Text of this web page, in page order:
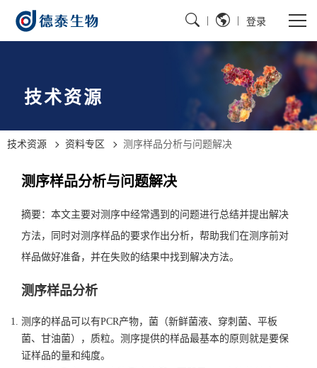
登录
技术资源
技术资源 资料专区 测序样品分析与问题解决
测序样品分析与问题解决
摘要：本文主要对测序中经常遇到的问题进行总结并提出解决
方法，同时对测序样品的要求作出分析，帮助我们在测序前对
样品做好准备，并在失败的结果中找到解决方法。
测序样品分析
测序的样品可以有PCR产物，菌（新鲜菌液、穿刺菌、平板
菌、甘油菌），质粒。测序提供的样品最基本的原则就是要保
证样品的量和纯度。